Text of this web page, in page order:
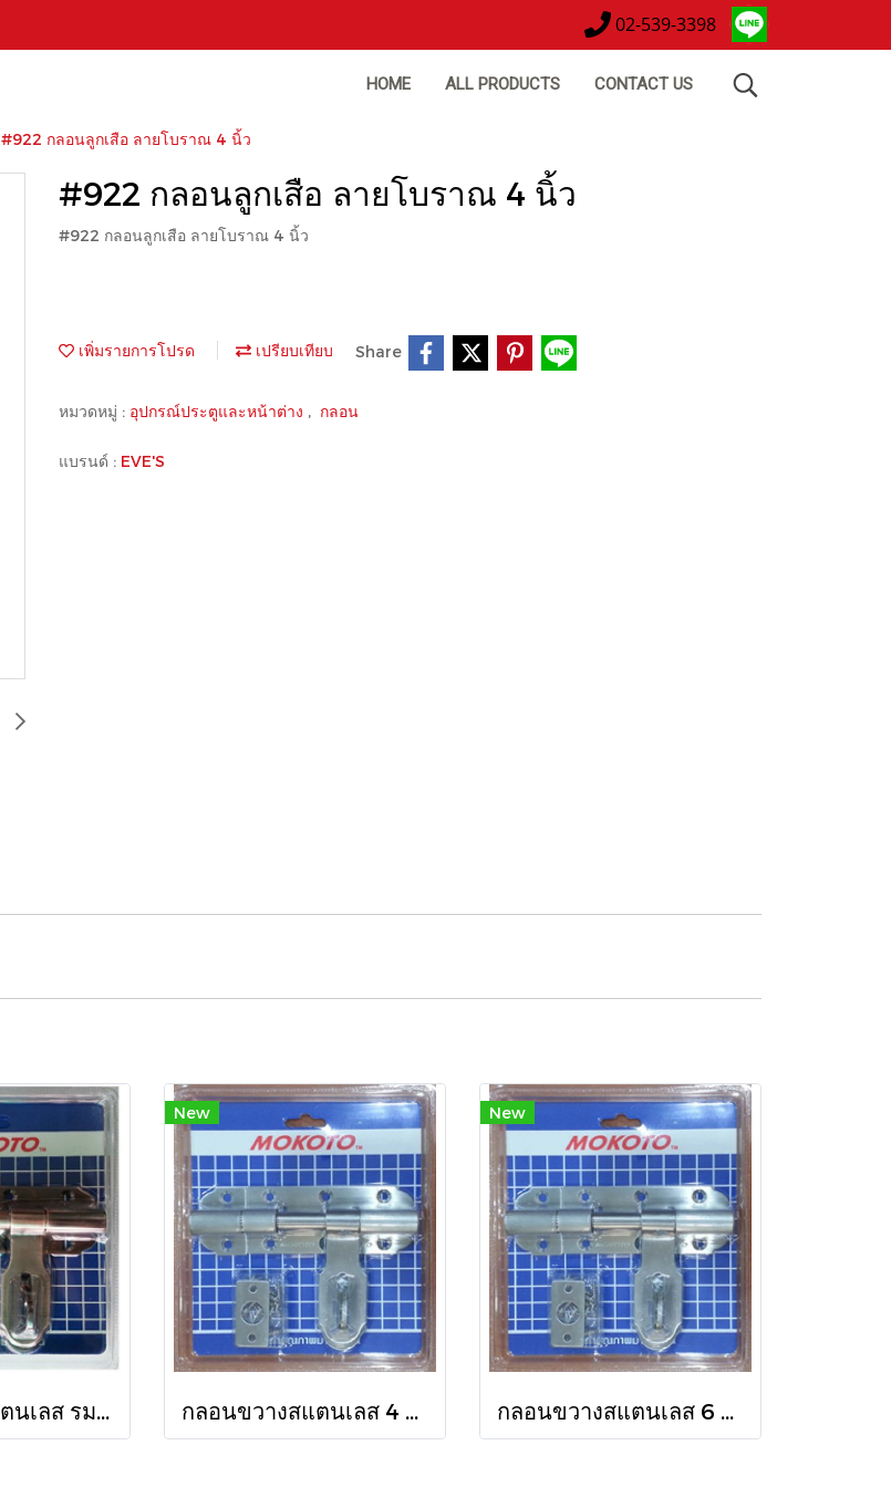
02-539-3398
HOME ALL PRODUCTS CONTACT US
#922 กลอนลูกเสือ ลายโบราณ 4 นิ้ว
#922 กลอนลูกเสือ ลายโบราณ 4 นิ้ว
#922 กลอนลูกเสือ ลายโบราณ 4 นิ้ว
เพิ่มรายการโปรด เปรียบเทียบ Share
หมวดหมู่ : อุปกรณ์ประตูและหน้าต่าง , กลอน
แบรนด์ : EVE'S
กลอนขวางสแตนเลส รมดำ 4 นิ้ว
New
กลอนขวางสแตนเลส 4 นิ้ว
New
กลอนขวางสแตนเลส 6 นิ้ว